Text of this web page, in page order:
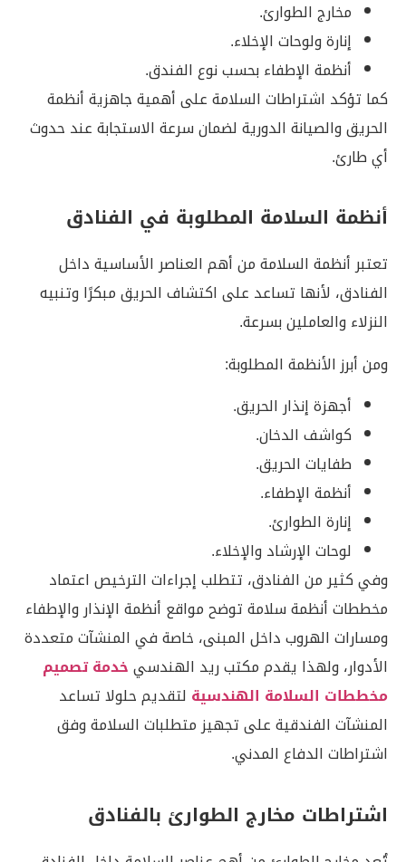
مخارج الطوارئ.
إنارة ولوحات الإخلاء.
أنظمة الإطفاء بحسب نوع الفندق.
كما تؤكد اشتراطات السلامة على أهمية جاهزية أنظمة
الحريق والصيانة الدورية لضمان سرعة الاستجابة عند حدوث
أي طارئ.
أنظمة السلامة المطلوبة في الفنادق
تعتبر أنظمة السلامة من أهم العناصر الأساسية داخل
الفنادق، لأنها تساعد على اكتشاف الحريق مبكرًا وتنبيه
النزلاء والعاملين بسرعة.
ومن أبرز الأنظمة المطلوبة:
أجهزة إنذار الحريق.
كواشف الدخان.
طفايات الحريق.
أنظمة الإطفاء.
إنارة الطوارئ.
لوحات الإرشاد والإخلاء.
وفي كثير من الفنادق، تتطلب إجراءات الترخيص اعتماد
مخططات أنظمة سلامة توضح مواقع أنظمة الإنذار والإطفاء
ومسارات الهروب داخل المبنى، خاصة في المنشآت متعددة
الأدوار، ولهذا يقدم مكتب ريد الهندسيخدمة تصميم
مخططات السلامة الهندسية لتقديم حلولا تساعد
المنشآت الفندقية على تجهيز متطلبات السلامة وفق
اشتراطات الدفاع المدني.
اشتراطات مخارج الطوارئ بالفنادق